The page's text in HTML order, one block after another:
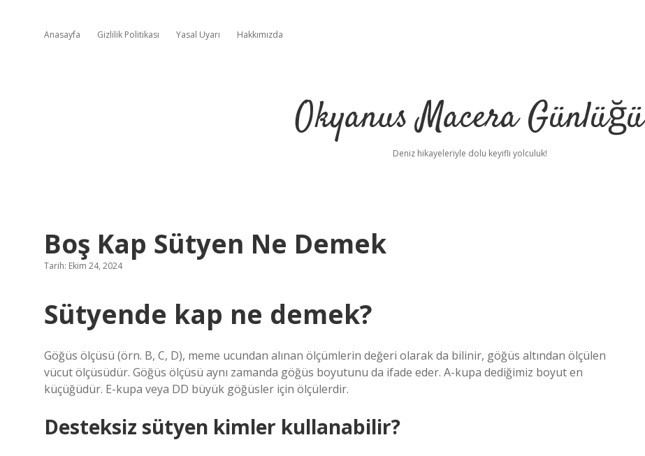
Anasayfa Gizlilik Politikası Yasal Uyarı Hakkımızda
Okyanus Macera Günlüğü
Deniz hikayeleriyle dolu keyifli yolculuk!
Boş Kap Sütyen Ne Demek
Tarih: Ekim 24, 2024
Sütyende kap ne demek?
Göğüs ölçüsü (örn. B, C, D), meme ucundan alınan ölçümlerin değeri olarak da bilinir, göğüs altından ölçülen
vücut ölçüsüdür. Göğüs ölçüsü aynı zamanda göğüs boyutunu da ifade eder. A-kupa dediğimiz boyut en
küçüğüdür. E-kupa veya DD büyük göğüsler için ölçülerdir.
Desteksiz sütyen kimler kullanabilir?